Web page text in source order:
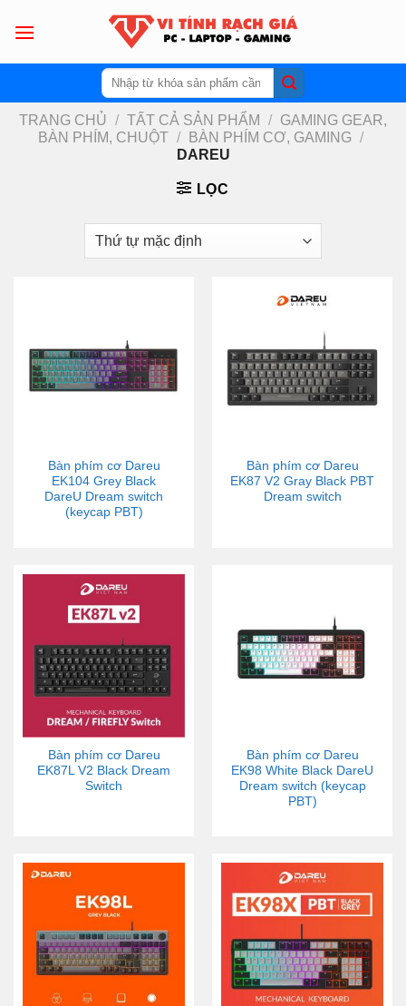
Tìm
kiếm:
TRANG CHỦ / TẤT CẢ SẢN PHẨM /
GAMING GEAR,
BÀN PHÍM, CHUỘT / BÀN PHÍM CƠ, GAMING /
DAREU
LỌC
Bàn phím cơ Dareu
EK104 Grey Black
DareU Dream switch
(keycap PBT)
Bàn phím cơ Dareu
EK87 V2 Gray Black PBT
Dream switch
Bàn phím cơ Dareu
EK87L V2 Black Dream
Switch
Bàn phím cơ Dareu
EK98 White Black DareU
Dream switch (keycap
PBT)